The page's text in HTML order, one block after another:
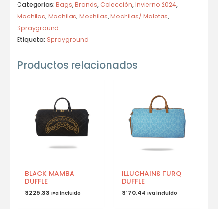
Categorías: Bags,Brands, Colección,Invierno 2024,
Mochilas,Mochilas,Mochilas,Mochilas/ Maletas,
Sprayground
Etiqueta: Sprayground
Productos relacionados
BLACK MAMBA
DUFFLE
$225.33 Iva incluido
ILLUCHAINS TURQ
DUFFLE
$170.44 Iva incluido